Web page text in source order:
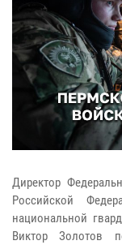
Директор
Российской
национальной
Виктор Золотов